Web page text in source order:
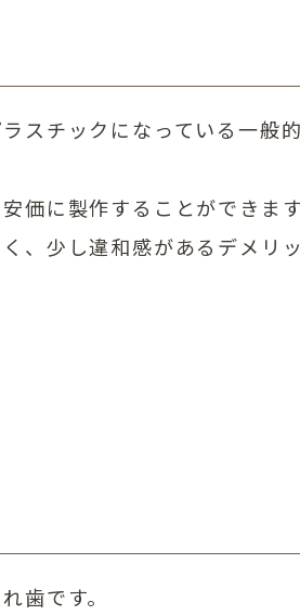
スチックになっている一般
価に製作することができま
、少し違和感があるデメリッ
歯です。